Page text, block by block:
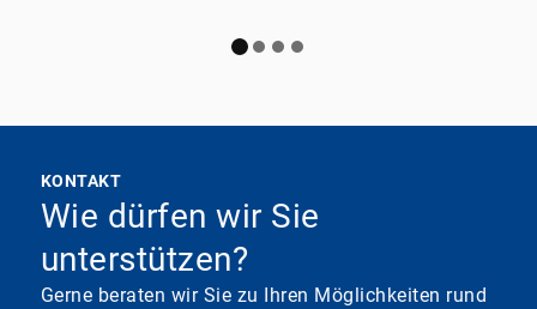
KONTAKT
Wie dürfen wir Sie
unterstützen?
Gerne beraten wir Sie zu Ihren Möglichkeiten rund